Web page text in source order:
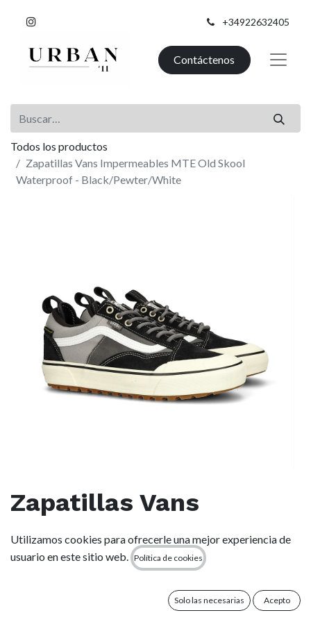
+34922632405
Contáctenos
Todos los productos
Zapatillas Vans Impermeables MTE Old Skool
Waterproof - Black/Pewter/White
Zapatillas Vans
Impermeables MTE Old
Skool Waterproof -
Black/Pewter/White
Utilizamos cookies para ofrecerle una mejor experiencia de
usuario en este sitio web.
Política de cookies
Solo las necesarias Acepto